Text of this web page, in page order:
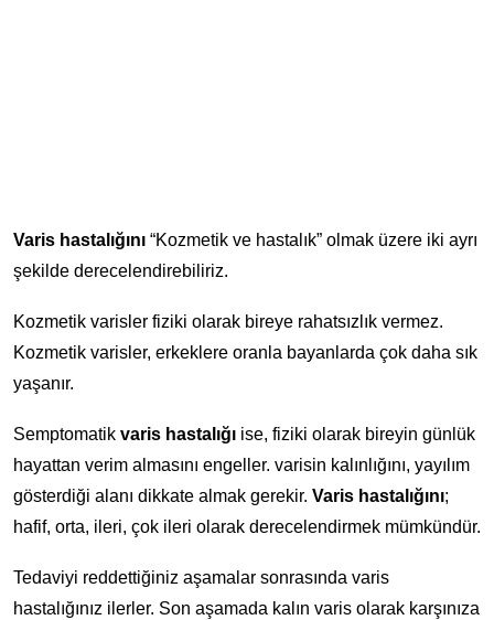
Varis hastalığını “Kozmetik ve hastalık” olmak üzere iki ayrı
şekilde derecelendirebiliriz.
Kozmetik varisler fiziki olarak bireye rahatsızlık vermez.
Kozmetik varisler, erkeklere oranla bayanlarda çok daha sık
yaşanır.
Semptomatik varis hastalığı ise, fiziki olarak bireyin günlük
hayattan verim almasını engeller. varisin kalınlığını, yayılım
gösterdiği alanı dikkate almak gerekir. Varis hastalığını;
hafif, orta, ileri, çok ileri olarak derecelendirmek mümkündür.
Tedaviyi reddettiğiniz aşamalar sonrasında varis
hastalığınız ilerler. Son aşamada kalın varis olarak karşınıza